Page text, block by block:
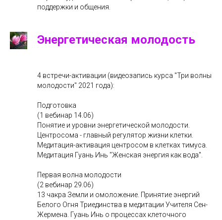
поддержки и общения.
Энергетическая молодость
4 встречи-активации (видеозапись курса "Три волны
молодости" 2021 года):
Подготовка
(1 вебинар 14.06)
Понятие и уровни энергетической молодости.
Центросома - главный регулятор жизни клетки.
Медитация-активация центросом в клетках тимуса.
Медитация Гуань Инь "Женская энергия как вода".
Первая волна молодости
(2 вебинар 29.06)
13 чакра Земли и омоложение. Принятие энергий
Белого Огня Триединства в медитации Учителя Сен-
Жермена. Гуань Инь о процессах клеточного